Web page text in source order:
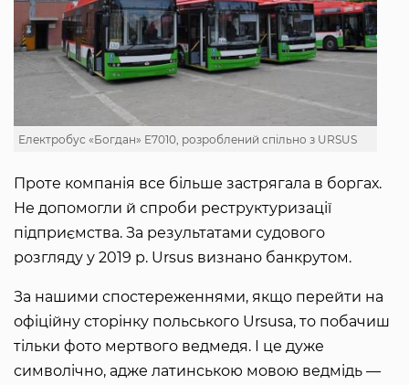
Електробус «Богдан» E7010, розроблений спільно з URSUS
Проте компанія все більше застрягала в боргах.
Не допомогли й спроби реструктуризації
підприємства. За результатами судового
розгляду у 2019 р. Ursus визнано банкрутом.
За нашими спостереженнями, якщо перейти на
офіційну сторінку польського Ursusа, то побачиш
тільки фото мертвого ведмедя. І це дуже
символічно, адже латинською мовою ведмідь —